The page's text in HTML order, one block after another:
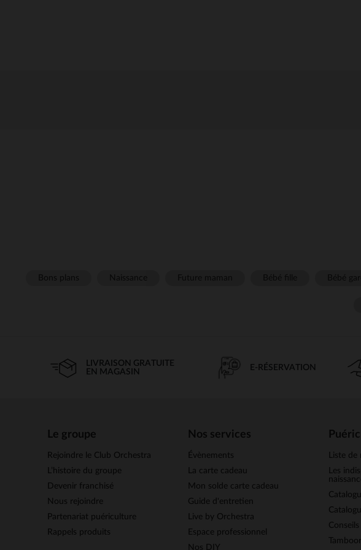
LIVRAISON GRATUITE
EN MAGASIN
E-RÉSERVATION
Le groupe
Rejoindre le Club Orchestra
L’histoire du groupe
Devenir franchisé
Nous rejoindre
Partenariat puériculture
Rappels produits
Nos services
Évènements
La carte cadeau
Mon solde carte cadeau
Guide d'entretien
Live by Orchestra
Espace professionnel
Nos DIY
Liste de
Les
Tamboor